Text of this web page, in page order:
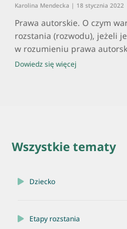
Karolina Mendecka 18 stycznia 2022
Prawa autorskie. O czym
rozstania (rozwodu), jeżeli
w rozumieniu prawa
Dowiedz się więcej
Wszystkie tematy
Dziecko
Etapy rozstania